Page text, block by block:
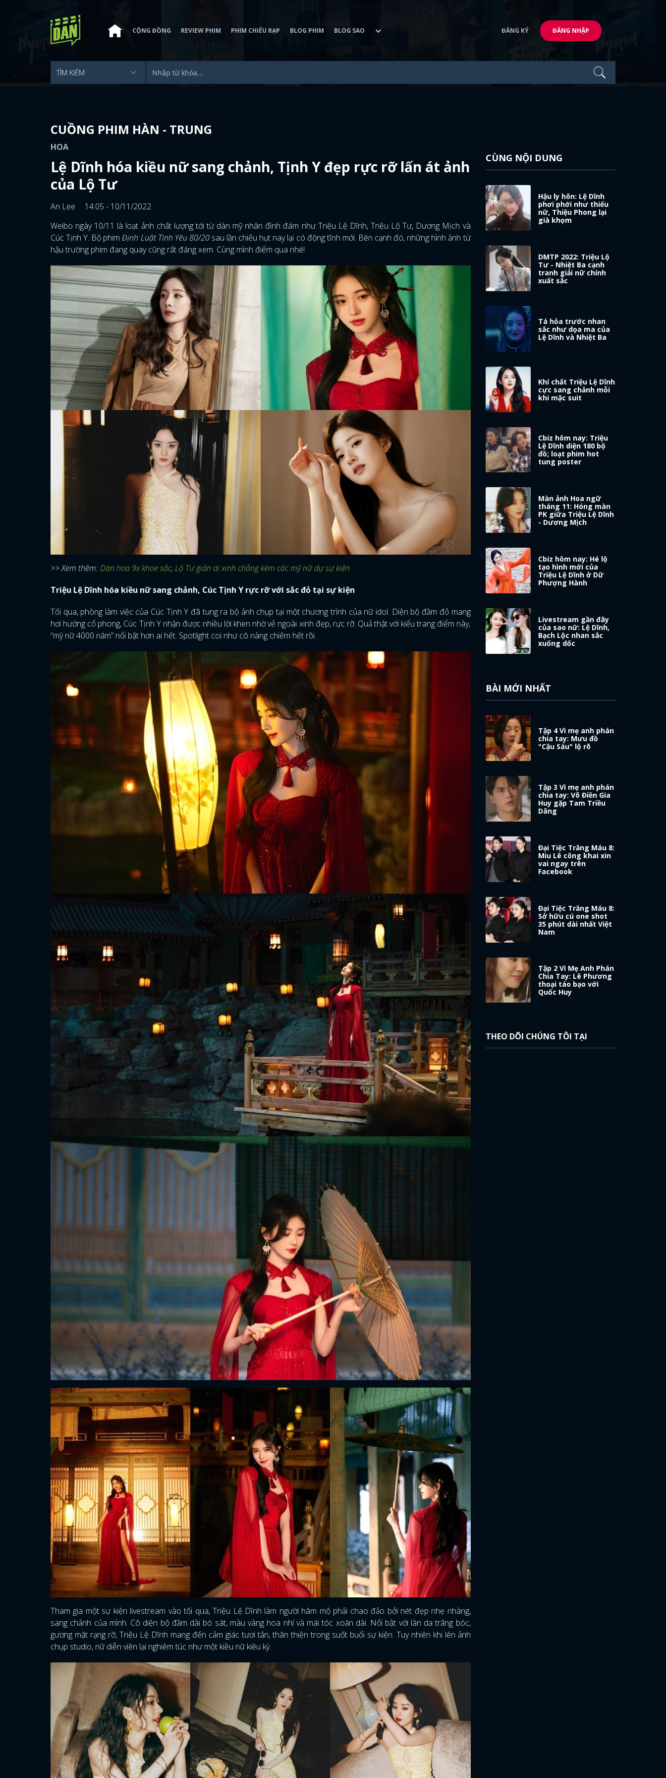
ĐĂNG NHẬP
FACEBOOK
CỘNG ĐỒNG REVIEW PHIM PHIM CHIẾU RẠP BLOG PHIM BLOG SAO ĐĂNG KÝ ĐĂNG NHẬP
CUỒNG PHIM HÀN - TRUNG
HOA
Lệ Dĩnh hóa kiều nữ sang chảnh, Tịnh Y đẹp rực rỡ lấn át ảnh
của Lộ Tư
An Lee
14:05 - 10/11/2022
Weibo ngày 10/11 là loạt ảnh chất lượng tới từ dàn mỹ nhân đình đám như Triệu Lệ Dĩnh, Triệu Lộ Tư, Dương Mịch và
Cúc Tịnh Y. Bộ phimĐịnh Luật Tình Yêu 80/20sau lần chiếu hụt nay lại có động tĩnh mới. Bên cạnh đó, những hình ảnh từ
hậu trường phim đang quay cũng rất đáng xem. Cùng mình điểm qua nhé!
>> Xem thêm:Dàn hoa 9x khoe sắc, Lộ Tư giản dị xinh chẳng kém các mỹ nữ dự sự kiện
Triệu Lệ Dĩnh hóa kiều nữ sang chảnh, Cúc Tịnh Y rực rỡ với sắc đỏ tại sự kiện
Tối qua, phòng làm việc của Cúc Tịnh Y đã tung ra bộ ảnh chụp tại một chương trình của nữ idol. Diện bộ đầm đỏ mang
hơi hướng cổ phong, Cúc Tịnh Y nhận được nhiều lời khen nhờ vẻ ngoài xinh đẹp, rực rỡ. Quả thật với kiểu trang điểm này,
“mỹ nữ 4000 năm” nổi bật hơn ai hết. Spotlight coi như cô nàng chiếm hết rồi.
Tham gia một sự kiện livestream vào tối qua, Triệu Lệ Dĩnh làm người hâm mộ phải chao đảo bởi nét đẹp nhẹ nhàng,
sang chảnh của mình. Cô diện bộ đầm dài bó sát, màu vàng hoa nhí và mái tóc xoăn dài. Nổi bật với làn da trắng bóc,
gương mặt rạng rỡ, Triệu Lệ Dĩnh mang đến cảm giác tươi tắn, thân thiện trong suốt buổi sự kiện. Tuy nhiên khi lên ảnh
chụp studio, nữ diễn viên lại nghiêm túc như một kiều nữ kiêu kỳ.
CÙNG NỘI DUNG
Hậu ly hôn: Lệ Dĩnh
phơi phới như thiếu
nữ, Thiệu Phong lại
già khọm
DMTP 2022: Triệu Lộ
Tư - Nhiệt Ba cạnh
tranh giải nữ chính
xuất sắc
Tá hỏa trước nhan
sắc như dọa ma của
Lệ Dĩnh và Nhiệt Ba
Khí chất Triệu Lệ Dĩnh
cực sang chảnh mỗi
khi mặc suit
Cbiz hôm nay: Triệu
Lệ Dĩnh diện 180 bộ
đồ; loạt phim hot
tung poster
Màn ảnh Hoa ngữ
tháng 11: Hóng màn
PK giữa Triệu Lệ Dĩnh
- Dương Mịch
Cbiz hôm nay: Hé lộ
tạo hình mới của
Triệu Lệ Dĩnh ở Dữ
Phượng Hành
Livestream gần đây
của sao nữ: Lệ Dĩnh,
Bạch Lộc nhan sắc
xuống dốc
BÀI MỚI NHẤT
Tập 4 Vì mẹ anh phán
chia tay: Mưu đồ
"Cậu Sáu" lộ rõ
Tập 3 Vì mẹ anh phán
chia tay: Võ Điền Gia
Huy gặp Tam Triều
Dâng
Đại Tiệc Trăng Máu 8:
Miu Lê công khai xin
vai ngay trên
Facebook
Đại Tiệc Trăng Máu 8:
Sở hữu cú one shot
35 phút dài nhất Việt
Nam
Tập 2 Vì Mẹ Anh Phán
Chia Tay: Lê Phương
thoại táo bạo với
Quốc Huy
THEO DÕI CHÚNG TÔI TẠI